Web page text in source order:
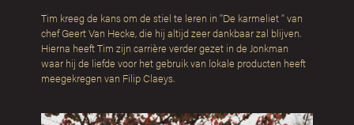
Tim kreeg de kans om de stiel te leren in “De karmeliet “ van
chef Geert Van Hecke, die hij altijd zeer dankbaar zal blijven.
Hierna heeft Tim zijn carrière verder gezet in de Jonkman
waar hij de liefde voor het gebruik van lokale producten heeft
meegekregen van Filip Claeys.